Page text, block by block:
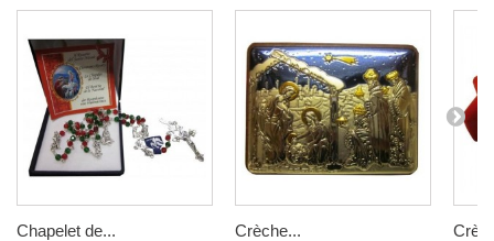
Chapelet de... Crèche...